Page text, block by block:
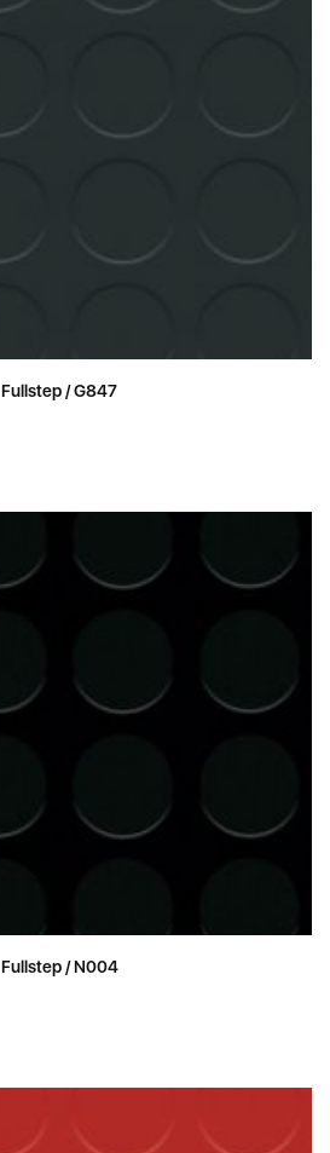
Fullstep / G847
Fullstep / N004